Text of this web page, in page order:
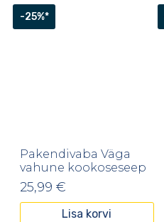
-25%*
Pakendivaba Väga
vahune kookoseseep
25,99 €
Lisa korvi